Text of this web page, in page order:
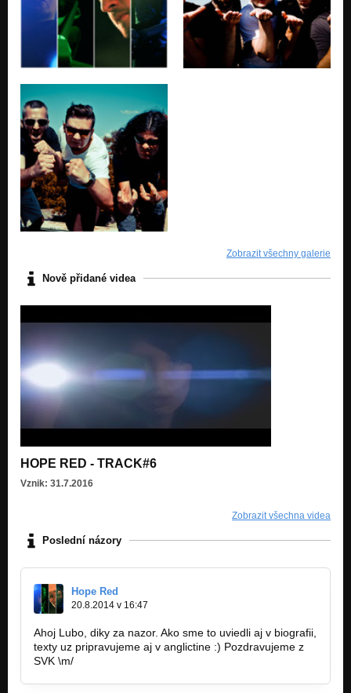
Zobrazit všechny galerie
Nově přidané videa
HOPE RED - TRACK#6
Vznik: 31.7.2016
Zobrazit všechna videa
Poslední názory
Hope Red
20.8.2014 v 16:47
Ahoj Lubo, diky za nazor. Ako sme to uviedli aj v biografii,
texty uz pripravujeme aj v anglictine :) Pozdravujeme z
SVK \m/